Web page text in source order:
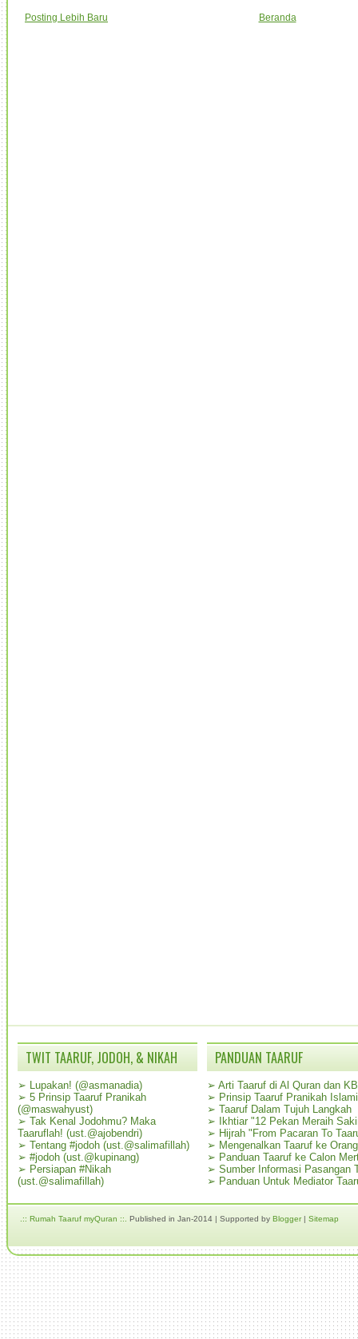
Posting Lebih Baru Beranda
TWIT TAARUF, JODOH, & NIKAH
➢ Lupakan! (@asmanadia)
➢ 5 Prinsip Taaruf Pranikah
(@maswahyust)
➢ Tak Kenal Jodohmu? Maka
Taaruflah! (ust.@ajobendri)
➢ Tentang #jodoh (ust.@salimafillah)
➢ #jodoh (ust.@kupinang)
➢ Persiapan #Nikah
(ust.@salimafillah)
PANDUAN TAARUF
➢ Arti Taaruf di Al Quran dan
➢ Prinsip Taaruf Pranikah Islami
➢ Taaruf Dalam Tujuh Langkah
➢
Ikhtiar "12 Pekan Meraih
➢ Hijrah "From Pacaran To
➢ Mengenalkan Taaruf ke
➢ Panduan Taaruf ke Calon
➢ Sumber Informasi Pasangan
➢ Panduan Untuk Mediator
.:: Rumah Taaruf myQuran ::. Published in Jan-2014 | Supported by Blogger| Sitemap